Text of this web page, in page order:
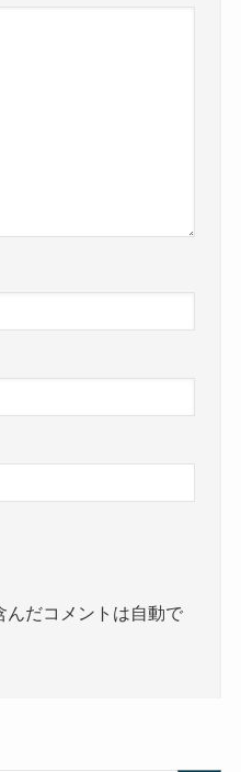
だコメントは自動で